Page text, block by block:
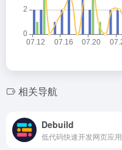
相关导航
Debuild
低代码快速开发网页应用